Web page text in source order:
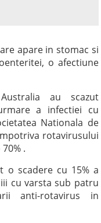
apare in stomac si
o afectiune
au scazut
a infectiei cu
Nationala de
rotavirusului
.
o scadere cu 15% a
cu varsta sub patru
anti-rotavirus in